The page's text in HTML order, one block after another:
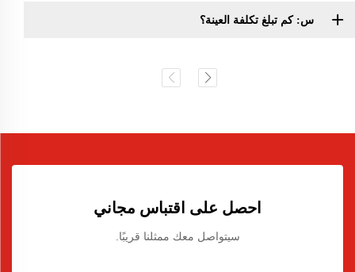
س: كم تبلغ تكلفة العينة؟
احصل على اقتباس مجاني
سيتواصل معك ممثلنا قريبًا.